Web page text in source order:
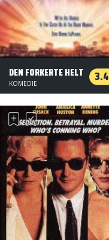
DEN FORKERTE HELT 3.4
KOMEDIE